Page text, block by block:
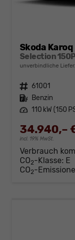
Skoda Karoq
unverbindliche
Fahrzeugnr. 61001
Kraftstoff Benzin
Leistung 110 kW (150
34.940,–
incl. 19% MwSt.
Verbrauch
CO2-Klasse: E
CO2-